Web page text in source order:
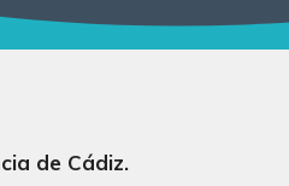
de Cádiz.